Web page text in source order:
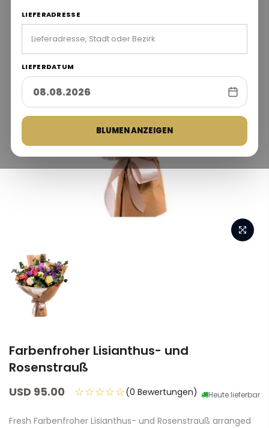
LIEFERADRESSE
LIEFERDATUM
BLUMEN ANZEIGEN
Farbenfroher Lisianthus- und
Rosenstrauß
USD 95.00 Heute lieferbar
☆☆☆☆☆(0 Bewertungen)
Fresh Farbenfroher Lisianthus- und Rosenstrauß arranged